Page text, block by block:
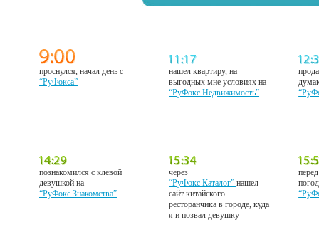
проснулся, начал день с
“РуФокса”
нашел квартиру, на
выгодных мне условиях на
“РуФокс Недвижимость”
познакомился с клевой
девушкой на
“РуФокс Знакомства”
через
“РуФокс Каталог”нашел
сайт китайского
ресторанчика в городе, куда
я и позвал девушку